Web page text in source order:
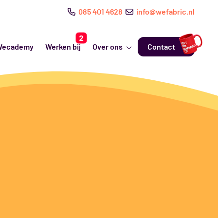
085 401 4628 info@wefabric.nl
Werken bij Over ons Contact